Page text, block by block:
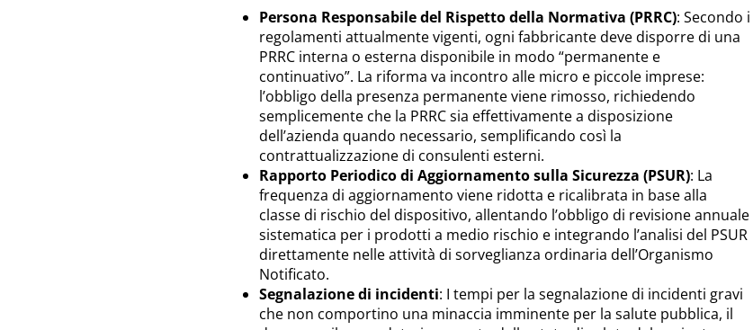
Persona Responsabile del Rispetto della Normativa (PRRC): Secondo i
regolamenti attualmente vigenti, ogni fabbricante deve disporre di una
PRRC interna o esterna disponibile in modo “permanente e
continuativo”. La riforma va incontro alle micro e piccole imprese:
l’obbligo della presenza permanente viene rimosso, richiedendo
semplicemente che la PRRC sia effettivamente a disposizione
dell’azienda quando necessario, semplificando così la
contrattualizzazione di consulenti esterni.
Rapporto Periodico di Aggiornamento sulla Sicurezza (PSUR): La
frequenza di aggiornamento viene ridotta e ricalibrata in base alla
classe di rischio del dispositivo, allentando l’obbligo di revisione annuale
sistematica per i prodotti a medio rischio e integrando l’analisi del PSUR
direttamente nelle attività di sorveglianza ordinaria dell’Organismo
Notificato.
Segnalazione di incidenti: I tempi per la segnalazione di incidenti gravi
che non comportino una minaccia imminente per la salute pubblica, il